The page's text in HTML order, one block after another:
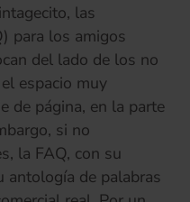
las
para los amigos
del lado de los no
espacio muy
de página, en la parte
si no
la FAQ, con su
antología de palabras